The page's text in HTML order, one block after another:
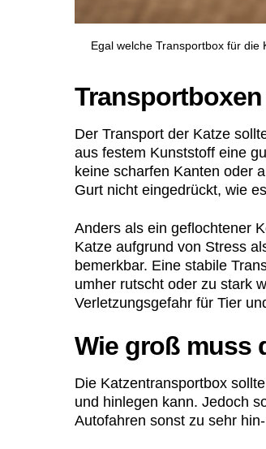
Egal welche Transportbox für die
Der Transport der Katze
aus festem Kunststoff eine
keine scharfen Kanten oder
Gurt nicht eingedrückt, wie
Anders als ein geflochtener
Katze aufgrund von Stress
bemerkbar. Eine stabile
umher rutscht oder zu stark
Verletzungsgefahr für Tier
Wie groß muss
Die Katzentransportbox
und hinlegen kann. Jedoch
Autofahren sonst zu sehr